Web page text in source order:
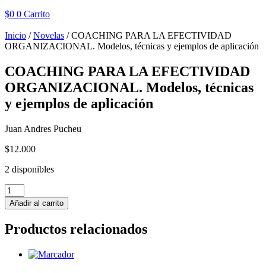
$0 0 Carrito
Inicio /Novelas / COACHING PARA LA EFECTIVIDAD
ORGANIZACIONAL. Modelos, técnicas y ejemplos de aplicación
COACHING PARA LA EFECTIVIDAD
ORGANIZACIONAL. Modelos, técnicas
y ejemplos de aplicación
Juan Andres Pucheu
$12.000
2 disponibles
COACHING
PARA
LA
ORGANIZACIONAL.
técnicas
Añadir al carrito
Productos relacionados